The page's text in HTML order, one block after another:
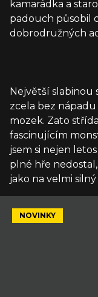
kamarádka a
padouch působil
dobrodružných
Největší slabinou
zcela bez
mozek. Zato
fascinujícím
jsem si nejen
plné hře
jako na velmi
NOVINKY